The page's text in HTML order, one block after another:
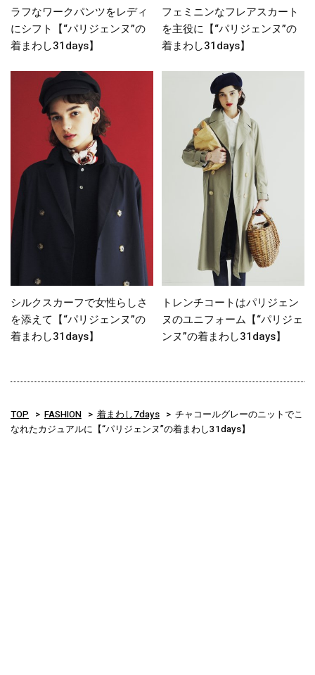
ラフなワークパンツをレディ
にシフト【“パリジェンヌ”の
着まわし31days】
フェミニンなフレアスカート
を主役に【“パリジェンヌ”の
着まわし31days】
シルクスカーフで女性らしさ
を添えて【“パリジェンヌ”の
着まわし31days】
トレンチコートはパリジェン
ヌのユニフォーム【“パリジェ
ンヌ”の着まわし31days】
TOP FASHION 着まわし7days
チャコールグレーのニットでこ
なれたカジュアルに【“パリジェンヌ”の着まわし31days】